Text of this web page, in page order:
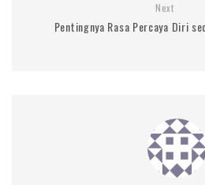
Next
Pentingnya Rasa Percaya Diri